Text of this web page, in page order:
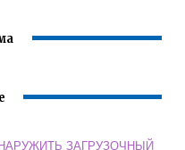
ЗАГРУЗОЧНЫЙ